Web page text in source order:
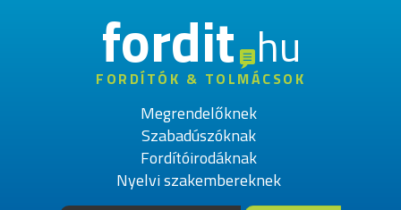
fordithu
FORDÍTÓK & TOLMÁCSOK
Megrendelőknek
Szabadúszóknak
Fordítóirodáknak
Nyelvi szakembereknek